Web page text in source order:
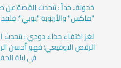
خجولة.. جداً : تتحدث القصة عن
"ماكس" والأرنوبة "بوبي"؛
لغز اختفاء حذاء دودي :
الرقص التوقيعي؛ فهو أحسن
في ليلة